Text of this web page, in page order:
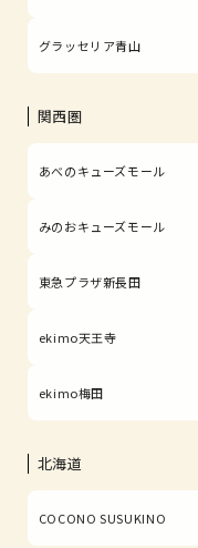
グラッセリア青山
関西圏
あべのキューズモール
みのおキューズモール
東急プラザ新長田
ekimo天王寺
ekimo梅田
北海道
COCONO SUSUKINO